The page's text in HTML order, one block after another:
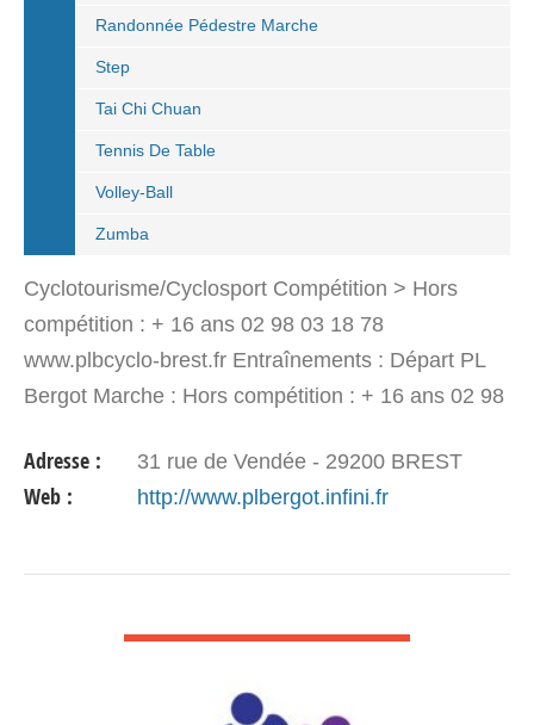
Randonnée Pédestre Marche
Step
Tai Chi Chuan
Tennis De Table
Volley-Ball
Zumba
Cyclotourisme/Cyclosport Compétition > Hors
compétition : + 16 ans 02 98 03 18 78
www.plbcyclo-brest.fr Entraînements : Départ PL
Bergot Marche : Hors compétition : + 16 ans 02 98
Sorties régulières le…
Adresse : 31 rue de Vendée - 29200 BREST
Web : http://www.plbergot.infini.fr